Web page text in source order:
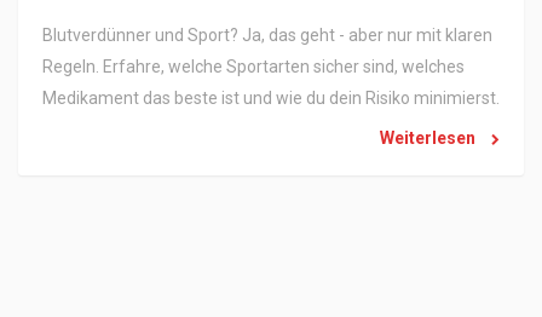
Blutverdünner und Sport? Ja, das geht - aber nur mit klaren
Regeln. Erfahre, welche Sportarten sicher sind, welches
Medikament das beste ist und wie du dein Risiko minimierst.
Weiterlesen